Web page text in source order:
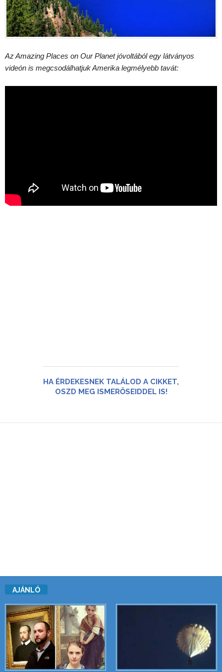
Az Amazing Places on Our Planet jóvoltából egy látványos
videón is megcsodálhatjuk Amerika legmélyebb tavát:
HA ÉRDEKESNEK TALÁLOD A CIKKET,
OSZD MEG ISMERŐSEIDDEL IS!
AJÁNLÓ